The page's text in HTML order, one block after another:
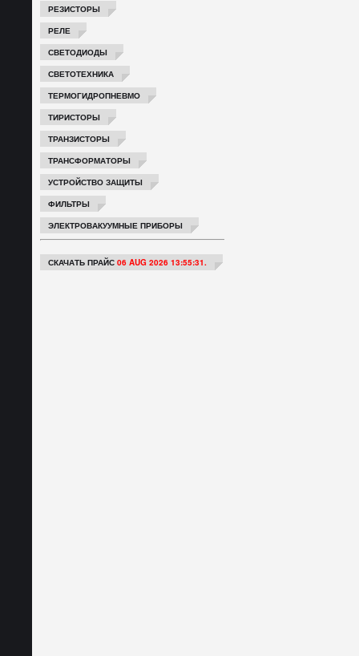
РЕЗИСТОРЫ
РЕЛЕ
СВЕТОДИОДЫ
СВЕТОТЕХНИКА
ТЕРМОГИДРОПНЕВМО
ТИРИСТОРЫ
ТРАНЗИСТОРЫ
ТРАНСФОРМАТОРЫ
УСТРОЙСТВО ЗАЩИТЫ
ФИЛЬТРЫ
ЭЛЕКТРОВАКУУМНЫЕ ПРИБОРЫ
СКАЧАТЬ ПРАЙС 06 AUG 2026 13:55:31.